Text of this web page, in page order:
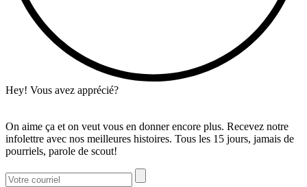
Hey! Vous avez apprécié?
On aime ça et on veut vous en donner encore plus. Recevez notre
infolettre avec nos meilleures histoires. Tous les 15 jours, jamais de
pourriels, parole de scout!